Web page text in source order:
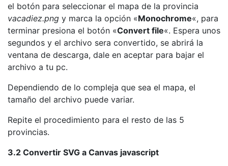
el botón para seleccionar el mapa de la provincia
vacadiez.png y marca la opción «Monochrome«, para
terminar presiona el botón «Convert file«. Espera unos
segundos y el archivo sera convertido, se abrirá la
ventana de descarga, dale en aceptar para bajar el
archivo a tu pc.
Dependiendo de lo compleja que sea el mapa, el
tamaño del archivo puede variar.
Repite el procedimiento para el resto de las 5
provincias.
3.2 Convertir SVG a Canvas javascript